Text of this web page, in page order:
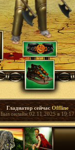
Гладиатор сейчасOffline
Был онлайн 02.11.2025 в 19:17